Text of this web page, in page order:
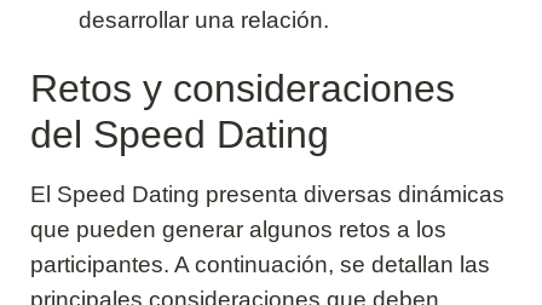
desarrollar una relación.
Retos y consideraciones
del Speed Dating
El Speed Dating presenta diversas dinámicas
que pueden generar algunos retos a los
participantes. A continuación, se detallan las
principales consideraciones que deben